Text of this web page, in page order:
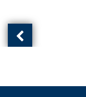
Vorherige
von